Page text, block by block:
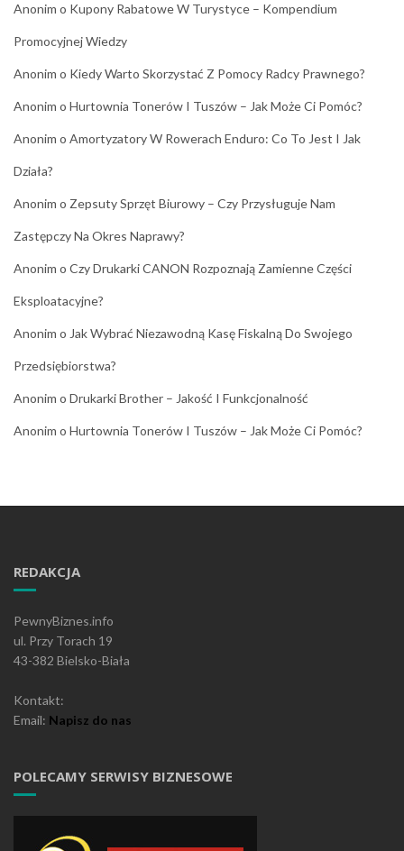
Anonim o Kupony Rabatowe W Turystyce – Kompendium
Promocyjnej Wiedzy
Anonim o Kiedy Warto Skorzystać Z Pomocy Radcy Prawnego?
Anonim o Hurtownia Tonerów I Tuszów – Jak Może Ci Pomóc?
Anonim o Amortyzatory W Rowerach Enduro: Co To Jest I Jak
Działa?
Anonim o Zepsuty Sprzęt Biurowy – Czy Przysługuje Nam
Zastępczy Na Okres Naprawy?
Anonim o Czy Drukarki CANON Rozpoznają Zamienne Części
Eksploatacyjne?
Anonim o Jak Wybrać Niezawodną Kasę Fiskalną Do Swojego
Przedsiębiorstwa?
Anonim o Drukarki Brother – Jakość I Funkcjonalność
Anonim o Hurtownia Tonerów I Tuszów – Jak Może Ci Pomóc?
REDAKCJA
PewnyBiznes.info
ul. Przy Torach 19
43-382 Bielsko-Biała
Kontakt:
Email: Napisz do nas
POLECAMY SERWISY BIZNESOWE